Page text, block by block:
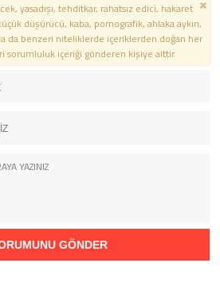
yasadışı, tehditkar, rahatsız edici, hakaret
düşürücü, kaba, pornografik, ahlaka aykırı,
da benzeri niteliklerde içeriklerden doğan her
sorumluluk içeriği gönderen kişiye aittir.
GÖNDER